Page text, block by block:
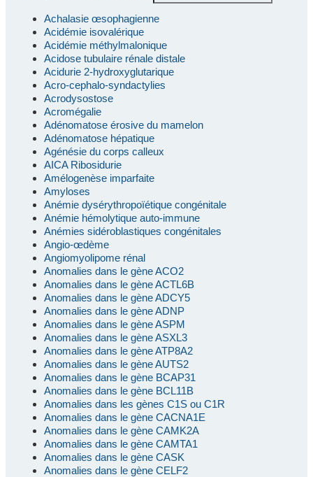
Achalasie œsophagienne
Acidémie isovalérique
Acidémie méthylmalonique
Acidose tubulaire rénale distale
Acidurie 2-hydroxyglutarique
Acro-cephalo-syndactylies
Acrodysostose
Acromégalie
Adénomatose érosive du mamelon
Adénomatose hépatique
Agénésie du corps calleux
AICA Ribosidurie
Amélogenèse imparfaite
Amyloses
Anémie dysérythropoïétique congénitale
Anémie hémolytique auto-immune
Anémies sidéroblastiques congénitales
Angio-œdème
Angiomyolipome rénal
Anomalies dans le gène ACO2
Anomalies dans le gène ACTL6B
Anomalies dans le gène ADCY5
Anomalies dans le gène ADNP
Anomalies dans le gène ASPM
Anomalies dans le gène ASXL3
Anomalies dans le gène ATP8A2
Anomalies dans le gène AUTS2
Anomalies dans le gène BCAP31
Anomalies dans le gène BCL11B
Anomalies dans les gènes C1S ou C1R
Anomalies dans le gène CACNA1E
Anomalies dans le gène CAMK2A
Anomalies dans le gène CAMTA1
Anomalies dans le gène CASK
Anomalies dans le gène CELF2